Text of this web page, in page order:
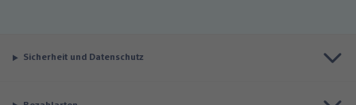
Sicherheit und Datenschutz